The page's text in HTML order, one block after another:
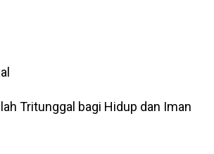
Tritunggal bagi Hidup dan Iman